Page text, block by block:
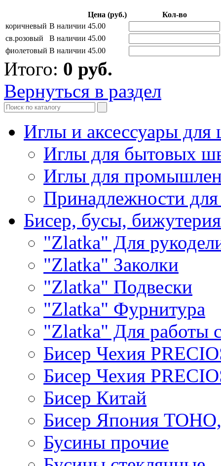
Цена (руб.)
Кол-во
коричневый В наличии 45.00
св.розовый
В наличии 45.00
фиолетовый В наличии 45.00
Итого: 0 руб.
Вернуться в раздел
Иглы и аксессуары
Иглы для бытовых
Иглы для
Принадлежности
Бисер, бусы, бижутерия
"Zlatka" Для
"Zlatka" Заколки
"Zlatka" Подвески
"Zlatka" Фурнитура
"Zlatka" Для работы
Бисер Чехия
Бисер Чехия
Бисер Китай
Бисер Япония
Бусины прочие